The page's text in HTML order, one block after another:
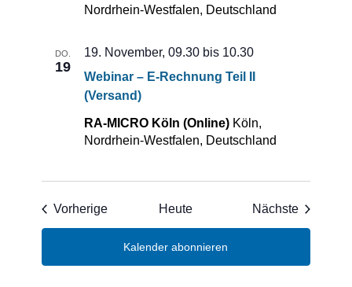
Nordrhein-Westfalen, Deutschland
DO.
19
Webinar – E-Rechnung Teil II
(Versand)
19. November, 09.30 bis 10.30
RA-MICRO Köln (Online) Köln,
Nordrhein-Westfalen, Deutschland
VorherigeVeranstaltungen
Heute Nächste
Kalender abonnieren